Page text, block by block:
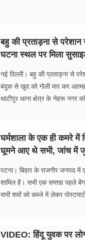
बहु की प्रताड़ना से
घटना स्थल पर मिला
नई दिल्ली। बहु की प्रताड़ना से
बंदूक से खुद को गोली मार कर
थाटीपुर थाना क्षेत्र के नेहरू नगर
घर्मशाला के एक ही कमरे में
घूमने आए थे सभी, जांच में
पटना। बिहार के राजगीर जनपद में
शामिल है। सभी एक सप्ताह पहले
सभी शवों को कब्जे में लेकर
VIDEO: हिंदू युवक पर